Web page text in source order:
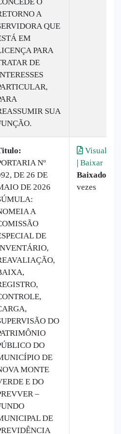
A
QUE
EM
PARA
DE
SUA
Nº
DE 26 DE
DE 2026
A
DE
DO
DO
DE
MONTE
E DO
–
DE
Visualizar
| Baixar
Baixado:
vezes